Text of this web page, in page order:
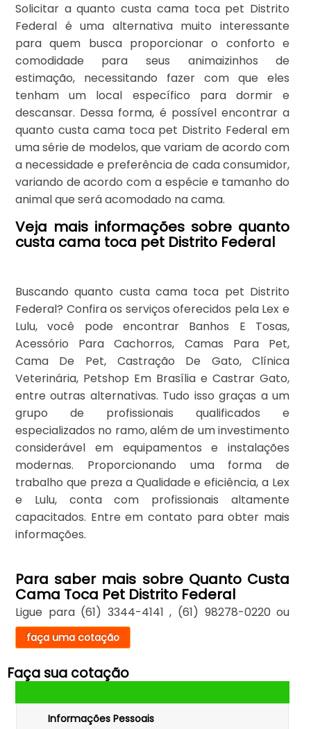
Solicitar a quanto custa cama toca pet Distrito
Federal é uma alternativa muito interessante
para quem busca proporcionar o conforto e
comodidade para seus animaizinhos de
estimação, necessitando fazer com que eles
tenham um local específico para dormir e
descansar. Dessa forma, é possível encontrar a
quanto custa cama toca pet Distrito Federal em
uma série de modelos, que variam de acordo com
a necessidade e preferência de cada consumidor,
variando de acordo com a espécie e tamanho do
animal que será acomodado na cama.
Veja mais informações sobre quanto
custa cama toca pet Distrito Federal
Buscando quanto custa cama toca pet Distrito
Federal? Confira os serviços oferecidos pela Lex e
Lulu, você pode encontrar Banhos E Tosas,
Acessório Para Cachorros, Camas Para Pet,
Cama De Pet, Castração De Gato, Clínica
Veterinária, Petshop Em Brasília e Castrar Gato,
entre outras alternativas. Tudo isso graças a um
grupo de profissionais qualificados e
especializados no ramo, além de um investimento
considerável em equipamentos e instalações
modernas. Proporcionando uma forma de
trabalho que preza a Qualidade e eficiência, a Lex
e Lulu, conta com profissionais altamente
capacitados. Entre em contato para obter mais
informações.
Para saber mais sobre Quanto Custa
Cama Toca Pet Distrito Federal
Ligue para (61) 3344-4141 , (61) 98278-0220 ou
faça uma cotação
Faça sua cotação
Informações Pessoais